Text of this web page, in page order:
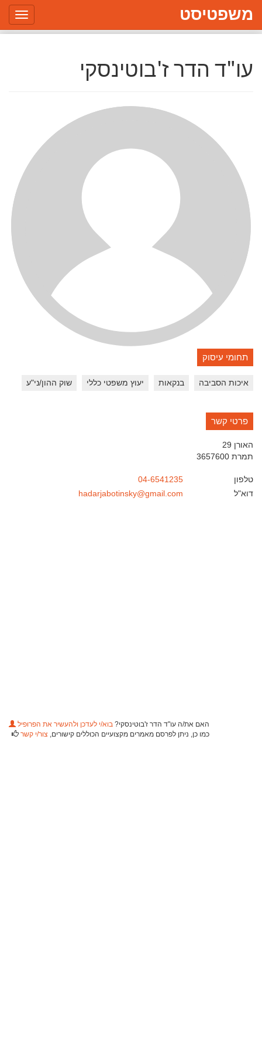
משפטיסט
עו"ד הדר ז'בוטינסקי
תחומי עיסוק
איכות הסביבה בנקאות יעוץ משפטי כללי שוק ההון/ני"ע
פרטי קשר
האורן 29
תמרת 3657600
טלפון
04-6541235
דוא"ל
hadarjabotinsky@gmail.com
האם את/ה עו"ד הדר ז'בוטינסקי? בוא/י לעדכן ולהעשיר את הפרופיל
כמו כן, ניתן לפרסם מאמרים מקצועיים הכוללים קישורים, צור/י קשר